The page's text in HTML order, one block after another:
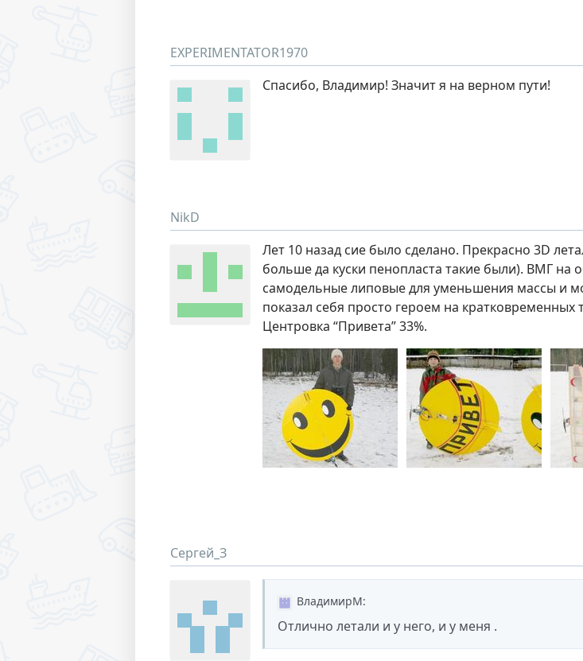
EXPERIMENTATOR1970
Спасибо, Владимир! Значит я на верном пути!
NikD
Лет 10 назад сие было сделано. Прекрасно 3D
больше да куски пенопласта такие были). ВМГ на
самодельные липовые для уменьшения массы и
показал себя просто героем на кратковременных
Центровка “Привета” 33%.
Сергей_З
ВладимирМ:
Отлично летали и у него, и у меня .